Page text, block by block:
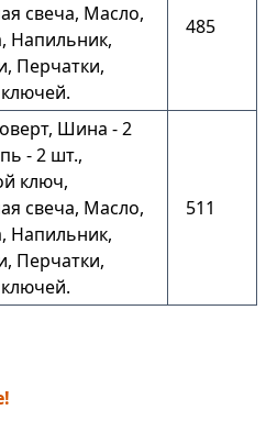
свеча, Масло,
Напильник,
Перчатки,
485
Шина - 2
- 2 шт.,
ключ,
свеча, Масло,
Напильник,
Перчатки,
511